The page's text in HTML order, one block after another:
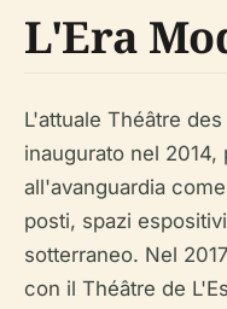
L'Era
L'attuale Théâtre
inaugurato nel
all'avanguardia
posti, spazi
sotterraneo. Nel
con il Théâtre de